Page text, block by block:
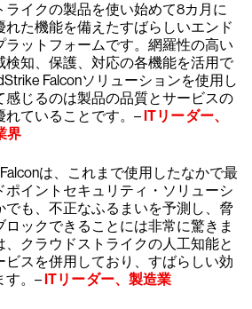
ライクの製品を使い始めて8カ月に
れた機能を備えたすばらしいエンド
ラットフォームです。網羅性の高い
検知、保護、対応の各機能を活用で
Falconソリューションを使用し
感じるのは製品の品質とサービスの
れていることです。–ITリーダー、
界
Falconは、これまで使用したなかで最
ポイントセキュリティ・ソリューシ
でも、不正なふるまいを予測し、脅
ロックできることには非常に驚きま
、クラウドストライクの人工知能と
ビスを併用しており、すばらしい効
す。–ITリーダー、製造業